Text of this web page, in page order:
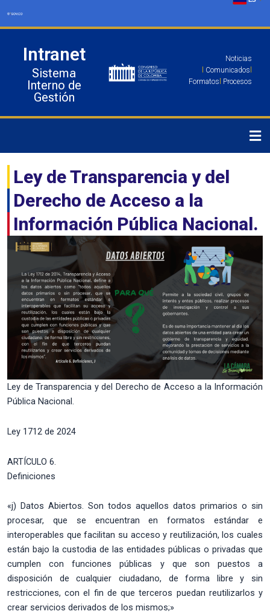
Intranet
Sistema
Interno de
Gestión
Noticias
Comunicados
Formatos Procesos
Ley de Transparencia y del
Derecho de Acceso a la
Información Pública Nacional.
Ley de Transparencia y del Derecho de Acceso a la Información
Pública Nacional.
Ley 1712 de 2024
ARTÍCULO 6.
Definiciones
«j) Datos Abiertos. Son todos aquellos datos primarios o sin
procesar, que se encuentran en formatos estándar e
interoperables que facilitan su acceso y reutilización, los cuales
están bajo la custodia de las entidades públicas o privadas que
cumplen con funciones públicas y que son puestos a
disposición de cualquier ciudadano, de forma libre y sin
restricciones, con el fin de que terceros puedan reutilizarlos y
crear servicios derivados de los mismos;»